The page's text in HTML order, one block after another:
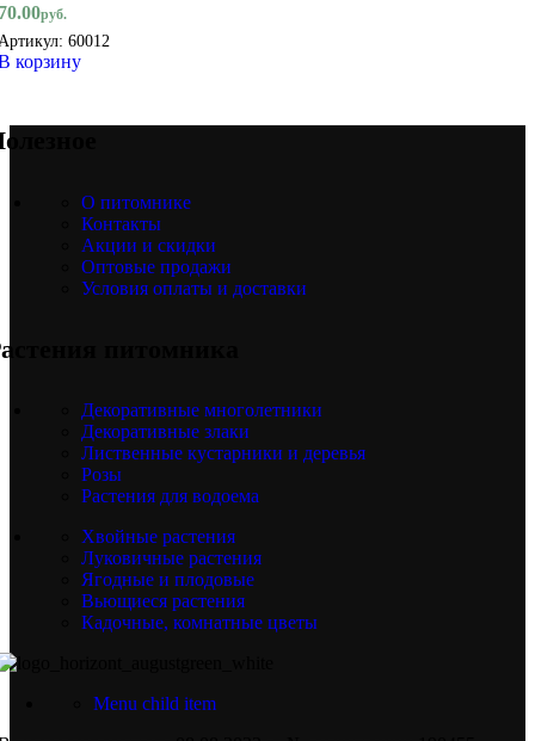
руб.
60012
корзину
О питомнике
Контакты
Акции и скидки
Оптовые продажи
Условия оплаты и доставки
питомника
Декоративные многолетники
Декоративные злаки
Лиственные кустарники и деревья
Розы
Растения для водоема
Хвойные растения
Луковичные растения
Ягодные и плодовые
Вьющиеся растения
Кадочные, комнатные цветы
Menu child item